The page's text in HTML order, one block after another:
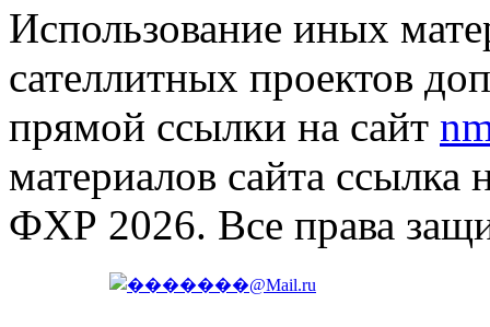
Использование иных
сателлитных проектов
прямой ссылки на сайт
материалов сайта ссылка
ФХР 2026. Все права